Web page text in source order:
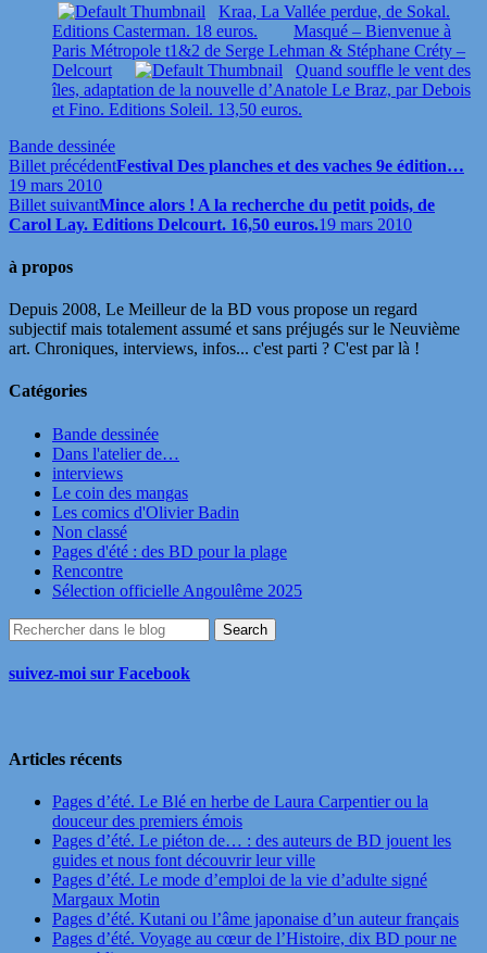
Kraa, La Vallée perdue, de Sokal.
Editions Casterman. 18 euros.
Masqué – Bienvenue à
Paris Métropole t1&2 de Serge Lehman & Stéphane Créty –
Delcourt
Quand souffle le vent des
îles, adaptation de la nouvelle d’Anatole Le Braz, par Debois
et Fino. Editions Soleil. 13,50 euros.
Bande dessinée
Billet précédentFestival Des planches et des vaches 9e édition…
19 mars 2010
Billet suivantMince alors ! A la recherche du petit poids, de
Carol Lay. Editions Delcourt. 16,50 euros.19 mars 2010
à propos
Depuis 2008, Le Meilleur de la BD vous propose un regard
subjectif mais totalement assumé et sans préjugés sur le Neuvième
art. Chroniques, interviews, infos... c'est parti ? C'est par là !
Catégories
Bande dessinée
Dans l'atelier de…
interviews
Le coin des mangas
Les comics d'Olivier Badin
Non classé
Pages d'été : des BD pour la plage
Rencontre
Sélection officielle Angoulême 2025
suivez-moi sur Facebook
Articles récents
Pages d’été. Le Blé en herbe de Laura Carpentier ou la
douceur des premiers émois
Pages d’été. Le piéton de… : des auteurs de BD jouent les
guides et nous font découvrir leur ville
Pages d’été. Le mode d’emploi de la vie d’adulte signé
Margaux Motin
Pages d’été. Kutani ou l’âme japonaise d’un auteur français
Pages d’été. Voyage au cœur de l’Histoire, dix BD pour ne